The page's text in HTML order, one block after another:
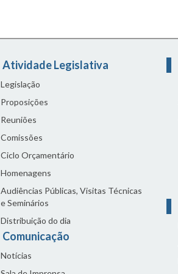
Atividade Legislativa
Legislação
Proposições
Reuniões
Comissões
Ciclo Orçamentário
Homenagens
Audiências Públicas, Visitas Técnicas
e Seminários
Distribuição do dia
Comunicação
Notícias